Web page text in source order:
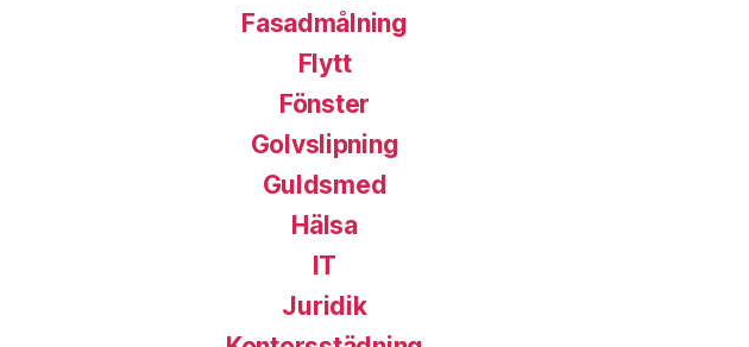
Fasadmålning
Flytt
Fönster
Golvslipning
Guldsmed
Hälsa
IT
Juridik